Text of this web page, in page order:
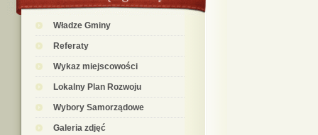
Władze Gminy
Referaty
Wykaz miejscowości
Lokalny Plan Rozwoju
Wybory Samorządowe
Galeria zdjęć